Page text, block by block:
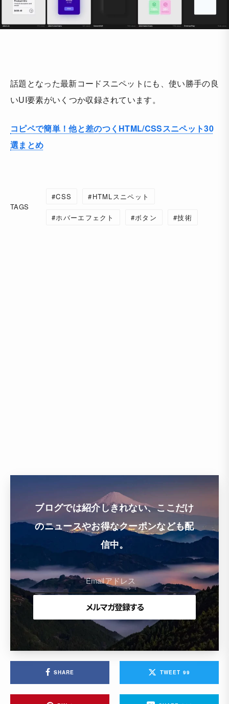
話題となった最新コードスニペットにも、使い勝手の良
いUI要素がいくつか収録されています。
コピペで簡単！他と差のつくHTML/CSSスニペット30
選まとめ
TAGS
CSS HTMLスニペット
ホバーエフェクト ボタン 技術
ブログでは紹介しきれない、ここだけ
のニュースやお得なクーポンなども配
信中。
SHARE TWEET 99